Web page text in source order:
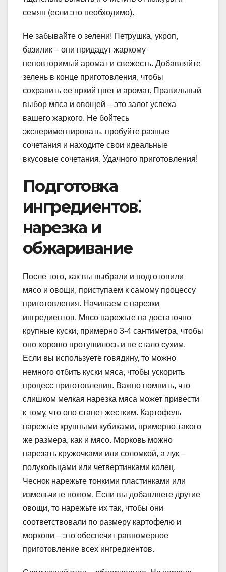
семян (если это необходимо).
Не забывайте о зелени! Петрушка, укроп,
базилик – они придадут жаркому
неповторимый аромат и свежесть. Добавляйте
зелень в конце приготовления, чтобы
сохранить ее яркий цвет и аромат. Правильный
выбор мяса и овощей – это залог успеха
вашего жаркого. Не бойтесь
экспериментировать, пробуйте разные
сочетания и находите свои идеальные
вкусовые сочетания. Удачного приготовления!
Подготовка
ингредиентов⁚
нарезка и
обжаривание
После того, как вы выбрали и подготовили
мясо и овощи, приступаем к самому процессу
приготовления. Начинаем с нарезки
ингредиентов. Мясо нарежьте на достаточно
крупные куски, примерно 3-4 сантиметра, чтобы
оно хорошо протушилось и не стало сухим.
Если вы используете говядину, то можно
немного отбить куски мяса, чтобы ускорить
процесс приготовления. Важно помнить, что
слишком мелкая нарезка мяса может привести
к тому, что оно станет жестким. Картофель
нарежьте крупными кубиками, примерно такого
же размера, как и мясо. Морковь можно
нарезать кружочками или соломкой, а лук –
полукольцами или четвертинками колец.
Чеснок нарежьте тонкими пластинками или
измельчите ножом. Если вы добавляете другие
овощи, то нарежьте их так, чтобы они
соответствовали по размеру картофелю и
моркови – это обеспечит равномерное
приготовление всех ингредиентов.